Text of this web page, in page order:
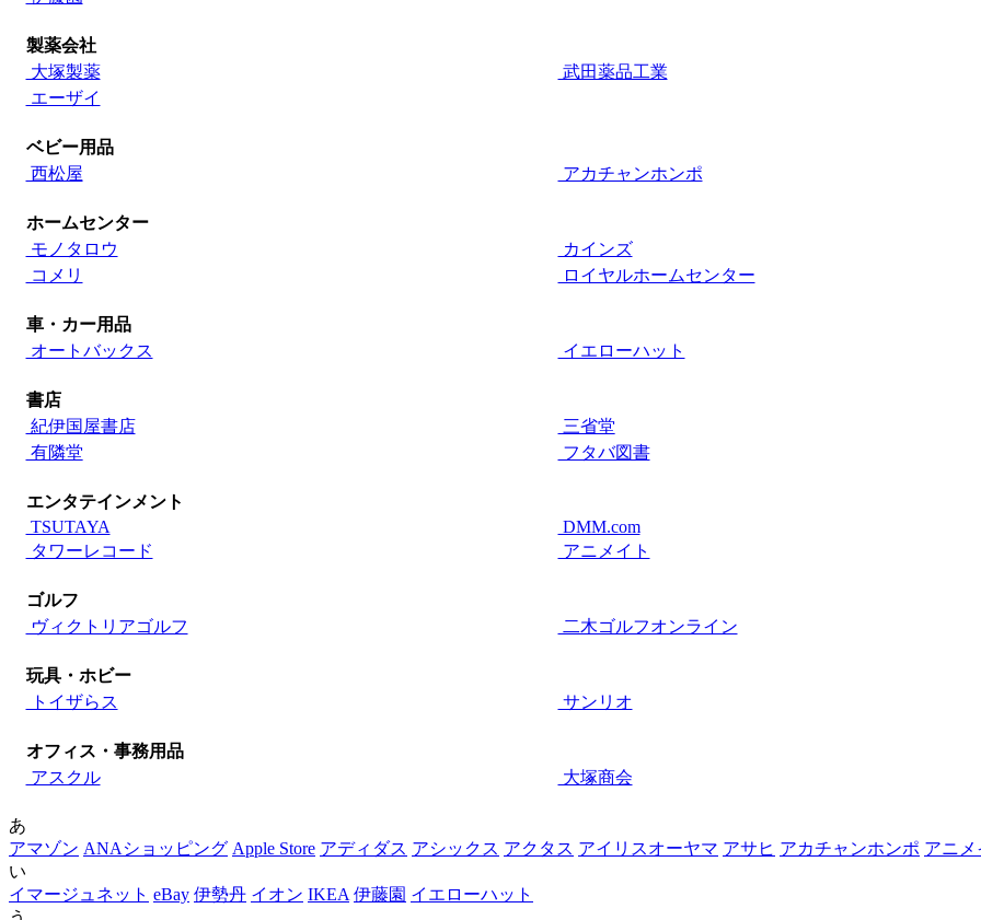
製薬会社
大塚製薬
武田薬品工業
エーザイ
ベビー用品
西松屋
アカチャンホンポ
ホームセンター
モノタロウ
カインズ
コメリ
ロイヤルホームセンター
車・カー用品
オートバックス
イエローハット
書店
紀伊国屋書店
三省堂
有隣堂
フタバ図書
エンタテインメント
TSUTAYA
DMM.com
タワーレコード
アニメイト
ゴルフ
ヴィクトリアゴルフ
二木ゴルフオンライン
玩具・ホビー
トイザらス
サンリオ
オフィス・事務用品
アスクル
大塚商会
あ
アマゾン ANAショッピング Apple Store アディダス アシックス アクタス アイリスオーヤマ アサヒ アカチャンホンポ アニメ
い
イマージュネット eBay 伊勢丹 イオン IKEA 伊藤園 イエローハット